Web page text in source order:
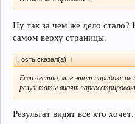
Ну так за чем же дело стало?
самом верху страницы.
Гость сказал(а): ↑
Если честно, мне этот парадокс
результаты видят
Результат видят все кто хочет.